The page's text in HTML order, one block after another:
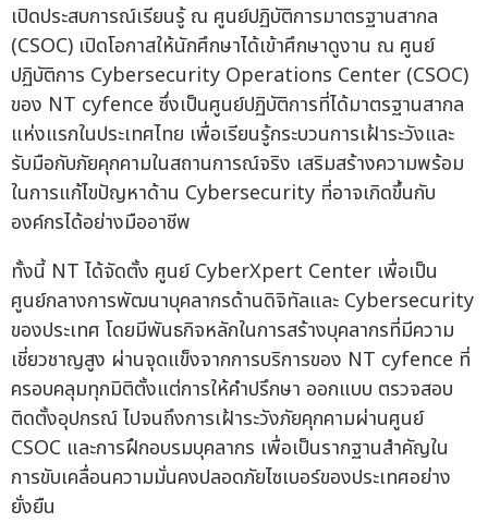
เปิดประสบการณ์เรียนรู้ ณ ศูนย์ปฏิบัติการมาตรฐานสากล
(CSOC) เปิดโอกาสให้นักศึกษาได้เข้าศึกษาดูงาน ณ ศูนย์
ปฏิบัติการ Cybersecurity Operations Center (CSOC)
ของ NT cyfence ซึ่งเป็นศูนย์ปฏิบัติการที่ได้มาตรฐานสากล
แห่งแรกในประเทศไทย เพื่อเรียนรู้กระบวนการเฝ้าระวังและ
รับมือกับภัยคุกคามในสถานการณ์จริง เสริมสร้างความพร้อม
ในการแก้ไขปัญหาด้าน Cybersecurity ที่อาจเกิดขึ้นกับ
องค์กรได้อย่างมืออาชีพ
ทั้งนี้ NT ได้จัดตั้ง ศูนย์ CyberXpert Center เพื่อเป็น
ศูนย์กลางการพัฒนาบุคลากรด้านดิจิทัลและ Cybersecurity
ของประเทศ โดยมีพันธกิจหลักในการสร้างบุคลากรที่มีความ
เชี่ยวชาญสูง ผ่านจุดแข็งจากการบริการของ NT cyfence ที่
ครอบคลุมทุกมิติตั้งแต่การให้คำปรึกษา ออกแบบ ตรวจสอบ
ติดตั้งอุปกรณ์ ไปจนถึงการเฝ้าระวังภัยคุกคามผ่านศูนย์
CSOC และการฝึกอบรมบุคลากร เพื่อเป็นรากฐานสำคัญใน
การขับเคลื่อนความมั่นคงปลอดภัยไซเบอร์ของประเทศอย่าง
ยั่งยืน